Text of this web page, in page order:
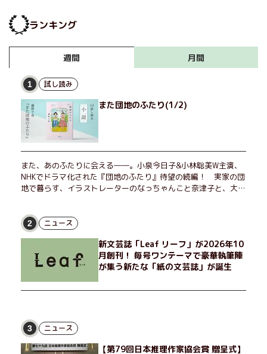
ランキング
週間 月間
1 試し読み
また団地のふたり(1/2)
また、あのふたりに会える――。小泉今日子&小林聡美W主演、
NHKでドラマ化された『団地のふたり』待望の続編！ 実家の団
地で暮らす、イラストレーターのなっちゃんこと奈津子と、大学
げたり、部屋でふたりだけの「台湾映画祭」を催したり。50代
独身、幼なじみの変わらぬ友情とささやかな幸せの日々を描く。
2 ニュース
新文芸誌「Leaf リーフ」が2026年10
月創刊！ 毎号ワンテーマで豪華執筆陣
が集う新たな「紙の文芸誌」が誕生
3 ニュース
【第79回日本推理作家協会賞 贈呈式】